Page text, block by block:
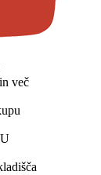
več